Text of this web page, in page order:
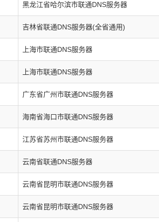
黑龙江省哈尔滨市联通DNS服务器
吉林省联通DNS服务器(全省通用)
上海市联通DNS服务器
上海市联通DNS服务器
广东省广州市联通DNS服务器
海南省海口市联通DNS服务器
江苏省苏州市联通DNS服务器
云南省联通DNS服务器
云南省昆明市联通DNS服务器
云南省昆明市联通DNS服务器